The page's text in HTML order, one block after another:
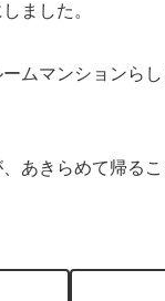
ました。
ムマンションら
あきらめて帰るこ